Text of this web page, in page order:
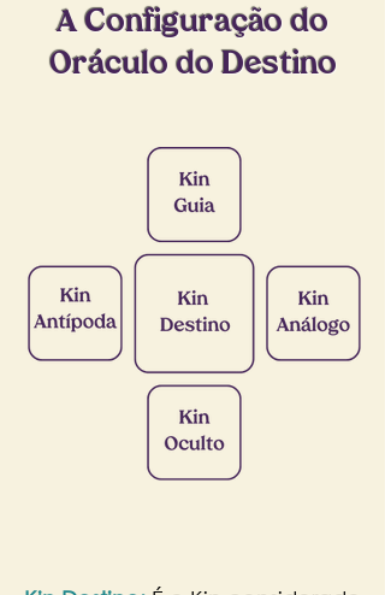
A Configuração do
Oráculo do Destino